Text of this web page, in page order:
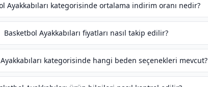
Ayakkabıları kategorisinde ortalama indirim oranı nedir?
Basketbol Ayakkabıları fiyatları nasıl takip edilir?
kategorisinde hangi beden seçenekleri mevcut?